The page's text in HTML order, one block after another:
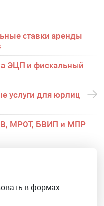
ставки аренды
ЭЦП и фискальный
услуги для юрлиц
МРОТ, БВИП и МПР
в формах